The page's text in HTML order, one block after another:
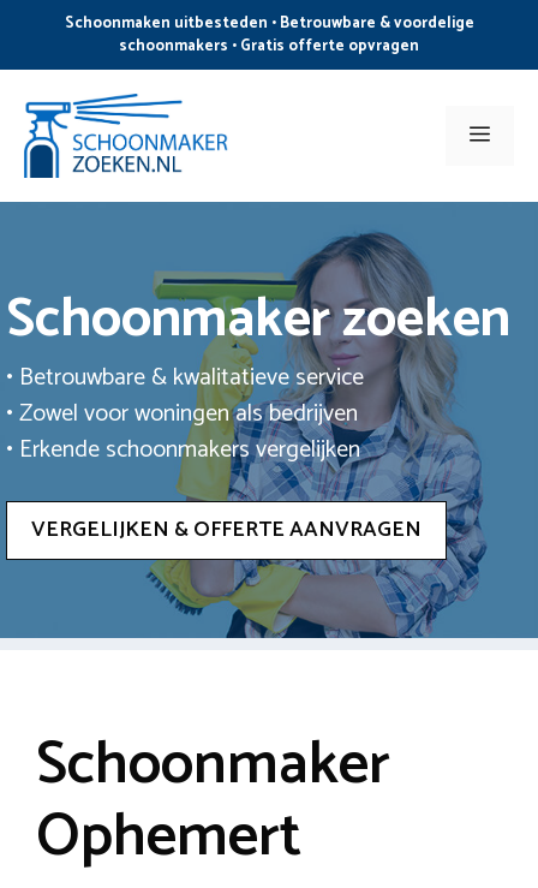
de
inhoud
Schoonmaken uitbesteden • Betrouwbare & voordelige
schoonmakers • Gratis offerte opvragen
Menu
Schoonmaker zoeken
• Betrouwbare & kwalitatieve service
• Zowel voor woningen als bedrijven
• Erkende schoonmakers vergelijken
VERGELIJKEN & OFFERTE AANVRAGEN
Schoonmaker
Ophemert